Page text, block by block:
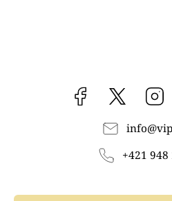
Facebook vipgoldsk
info@
+421 948